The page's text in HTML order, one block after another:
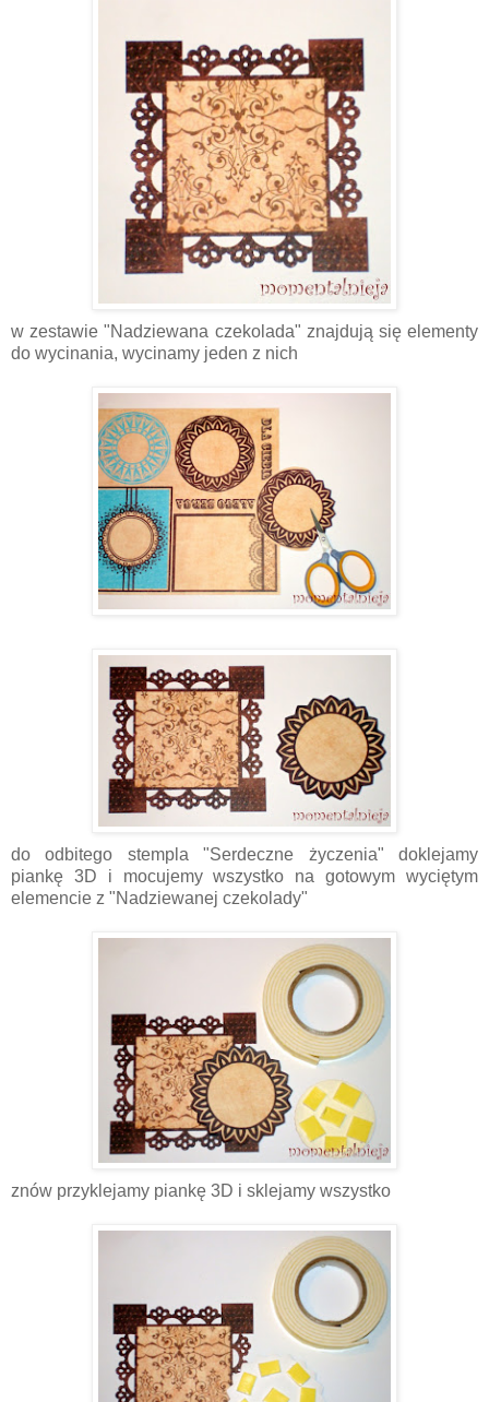
w zestawie "Nadziewana czekolada" znajdują się elementy
do wycinania, wycinamy jeden z nich
do odbitego stempla "Serdeczne życzenia" doklejamy
piankę 3D i mocujemy wszystko na gotowym wyciętym
elemencie z "Nadziewanej czekolady"
znów przyklejamy piankę 3D i sklejamy wszystko